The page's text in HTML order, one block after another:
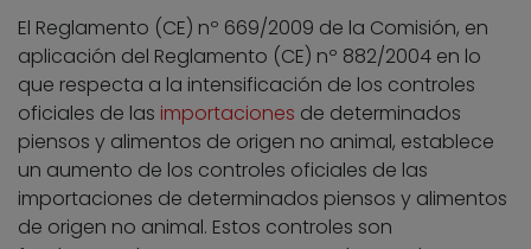
El Reglamento (CE) nº 669/2009 de la Comisión, en
aplicación del Reglamento (CE) nº 882/2004 en lo
que respecta a la intensificación de los controles
oficiales de las importaciones de determinados
piensos y alimentos de origen no animal, establece
un aumento de los controles oficiales de las
importaciones de determinados piensos y alimentos
de origen no animal. Estos controles son